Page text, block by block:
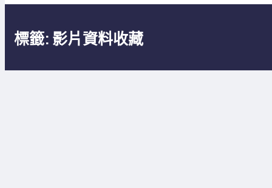
標籤: 影片資料收藏